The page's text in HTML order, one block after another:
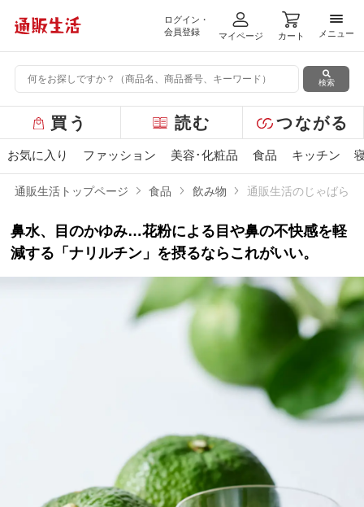
ログイン・
会員登録
マイページ カート
メニ
メニュー
検索
ー
バ
ュ
ー
買う 読む つながる
お気に入り ファッション 美容･化粧品 食品 キッチン
通販生活トップページ 食品 飲み物 通販生活のじゃばら
鼻水、目のかゆみ…花粉による目や鼻の不快感を軽
減する「ナリルチン」を摂るならこれがいい。